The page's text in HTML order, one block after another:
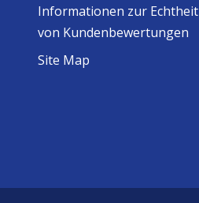
Informationen zur Echtheit
von Kundenbewertungen
Site Map